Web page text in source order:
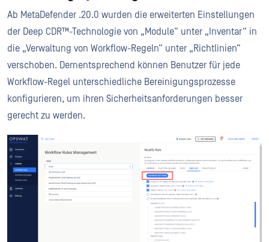
Ab MetaDefender .20.0 wurden die erweiterten Einstellungen
der Deep CDR™-Technologie von „Module“ unter „Inventar“ in
die „Verwaltung von Workflow-Regeln“ unter „Richtlinien“
verschoben. Dementsprechend können Benutzer für jede
Workflow-Regel unterschiedliche Bereinigungsprozesse
konfigurieren, um ihren Sicherheitsanforderungen besser
gerecht zu werden.